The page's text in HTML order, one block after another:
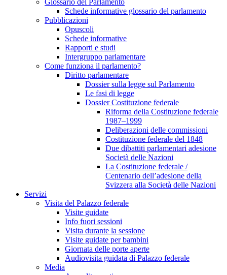
Glossario del Parlamento
Schede informative glossario del parlamento
Pubblicazioni
Opuscoli
Schede informative
Rapporti e studi
Intergruppo parlamentare
Come funziona il parlamento?
Diritto parlamentare
Dossier sulla legge sul Parlamento
Le fasi di legge
Dossier Costituzione federale
Riforma della Costituzione federale
1987–1999
Deliberazioni delle commissioni
Costituzione federale del 1848
Due dibattiti parlamentari adesione
Società delle Nazioni
La Costituzione federale /
Centenario dell’adesione della
Svizzera alla Società delle Nazioni
Servizi
Visita del Palazzo federale
Visite guidate
Info fuori sessioni
Visita durante la sessione
Visite guidate per bambini
Giornata delle porte aperte
Audiovisita guidata di Palazzo federale
Media